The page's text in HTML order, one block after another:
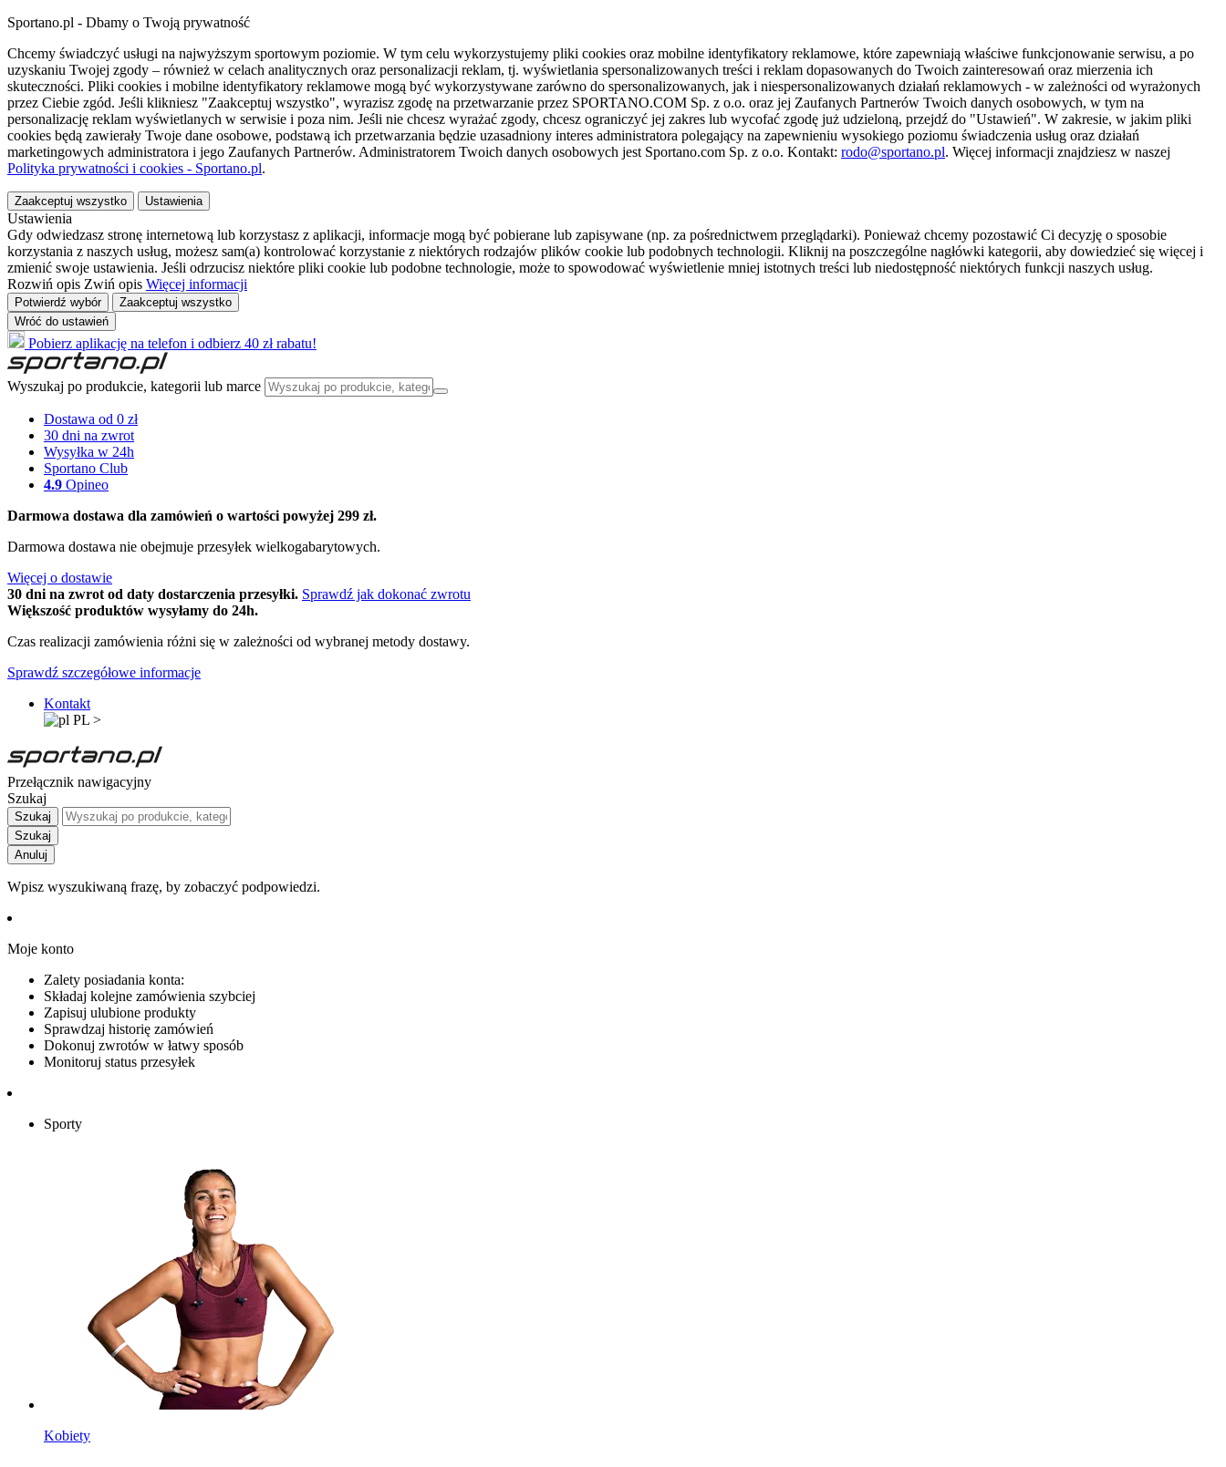
Sportano.pl - Dbamy o Twoją prywatność
Chcemy świadczyć usługi na najwyższym sportowym poziomie. W tym celu wykorzystujemy pliki cookies oraz mobilne identyfikatory reklamowe, które zapewniają właściwe funkcjonowanie serwisu, a po
uzyskaniu Twojej zgody – również w celach analitycznych oraz personalizacji reklam, tj. wyświetlania spersonalizowanych treści i reklam dopasowanych do Twoich zainteresowań oraz mierzenia ich
skuteczności. Pliki cookies i mobilne identyfikatory reklamowe mogą być wykorzystywane zarówno do spersonalizowanych, jak i niespersonalizowanych działań reklamowych - w zależności od wyrażonych
przez Ciebie zgód. Jeśli klikniesz "Zaakceptuj wszystko", wyrazisz zgodę na przetwarzanie przez SPORTANO.COM Sp. z o.o. oraz jej Zaufanych Partnerów Twoich danych osobowych, w tym na
personalizację reklam wyświetlanych w serwisie i poza nim. Jeśli nie chcesz wyrażać zgody, chcesz ograniczyć jej zakres lub wycofać zgodę już udzieloną, przejdź do "Ustawień". W zakresie, w jakim pliki
cookies będą zawierały Twoje dane osobowe, podstawą ich przetwarzania będzie uzasadniony interes administratora polegający na zapewnieniu wysokiego poziomu świadczenia usług oraz działań
marketingowych administratora i jego Zaufanych Partnerów. Administratorem Twoich danych osobowych jest Sportano.com Sp. z o.o. Kontakt: rodo@sportano.pl. Więcej informacji znajdziesz w naszej
Polityka prywatności i cookies - Sportano.pl.
Zaakceptuj wszystko Ustawienia
Ustawienia
Gdy odwiedzasz stronę internetową lub korzystasz z aplikacji, informacje mogą być pobierane lub zapisywane (np. za pośrednictwem przeglądarki). Ponieważ chcemy pozostawić Ci decyzję o sposobie
korzystania z naszych usług, możesz sam(a) kontrolować korzystanie z niektórych rodzajów plików cookie lub podobnych technologii. Kliknij na poszczególne nagłówki kategorii, aby dowiedzieć się więcej i
zmienić swoje ustawienia. Jeśli odrzucisz niektóre pliki cookie lub podobne technologie, może to spowodować wyświetlenie mniej istotnych treści lub niedostępność niektórych funkcji naszych usług.
Rozwiń opis Zwiń opis Więcej informacji
Potwierdź wybór
Zaakceptuj wszystko
Wróć do ustawień
Pobierz aplikację na telefon i odbierz 40 zł rabatu!
Wyszukaj po produkcie, kategorii lub marce
Dostawa od 0 zł
30 dni na zwrot
Wysyłka w 24h
Sportano Club
4.9 Opineo
Darmowa dostawa dla zamówień o wartości powyżej 299 zł.
Darmowa dostawa nie obejmuje przesyłek wielkogabarytowych.
Więcej o dostawie
30 dni na zwrot od daty dostarczenia przesyłki. Sprawdź jak dokonać zwrotu
Większość produktów wysyłamy do 24h.
Czas realizacji zamówienia różni się w zależności od wybranej metody dostawy.
Sprawdź szczegółowe informacje
Kontakt
PL >
Przełącznik nawigacyjny
Szukaj
Szukaj
Szukaj
Anuluj
Wpisz wyszukiwaną frazę, by zobaczyć podpowiedzi.
Moje konto
Zalety posiadania konta:
Składaj kolejne zamówienia szybciej
Zapisuj ulubione produkty
Sprawdzaj historię zamówień
Dokonuj zwrotów w łatwy sposób
Monitoruj status przesyłek
Sporty
Kobiety